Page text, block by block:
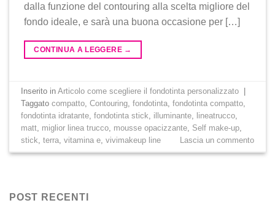
dalla funzione del contouring alla scelta migliore del
fondo ideale, e sarà una buona occasione per […]
CONTINUA A LEGGERE →
Inserito inArticolo come scegliere il fondotinta personalizzato
Taggatocompatto ,Contouring ,fondotinta ,fondotinta compatto
fondotinta idratante ,fondotinta stick illuminante lineatrucco
matt miglior linea trucco mousse opacizzante Self make-up
stick ,terra ,vitamina e ,vivimakeup line Lascia un commento
POST RECENTI